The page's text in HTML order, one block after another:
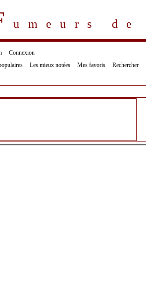
umeurs de
Connexion
Les mieux notées Mes favoris Rechercher